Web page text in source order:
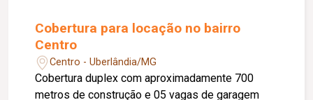
Cobertura para locação no bairro
Centro
Centro - Uberlândia/MG
Cobertura duplex com aproximadamente 700
metros de construção e 05 vagas de garagem